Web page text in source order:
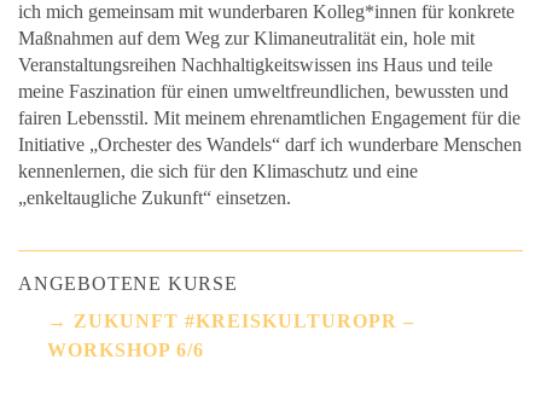
ich mich gemeinsam mit wunderbaren Kolleg*innen für konkrete
Maßnahmen auf dem Weg zur Klimaneutralität ein, hole mit
Veranstaltungsreihen Nachhaltigkeitswissen ins Haus und teile
meine Faszination für einen umweltfreundlichen, bewussten und
fairen Lebensstil. Mit meinem ehrenamtlichen Engagement für die
Initiative „Orchester des Wandels“ darf ich wunderbare Menschen
kennenlernen, die sich für den Klimaschutz und eine
„enkeltaugliche Zukunft“ einsetzen.
ANGEBOTENE KURSE
ZUKUNFT #KREISKULTUROPR –
WORKSHOP 6/6